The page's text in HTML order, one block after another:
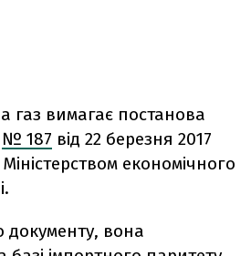
газ вимагає постанова
№ 187 від 22 березня 2017
економічного
документу, вона